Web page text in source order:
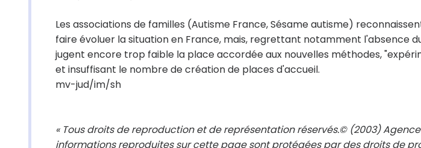
Les associations de familles (Autisme France, Sésame autisme)
faire évoluer la situation en France, mais, regrettant notamment l'absence
jugent encore trop faible la place accordée aux nouvelles méthodes,
et insuffisant le nombre de création de places d'accueil.
mv-jud/im/sh
« Tous droits de reproduction et de représentation réservés.© (2003)
informations reproduites sur cette page sont protégées par des droits de